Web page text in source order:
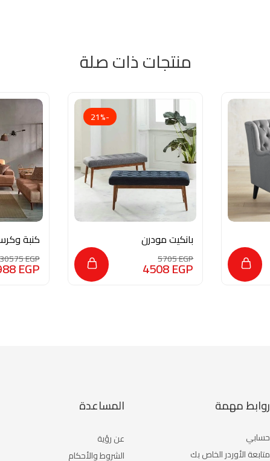
منتجات ذات صلة
-21%
بانكيت مودرن
M0359
5705EGP
4508EGP
كنبة
UF003EGP
EGP
روابط مهمة
حسابي
متابعة الأوردر الخاص بك
المساعدة
عن رؤية
الشروط والأحكام